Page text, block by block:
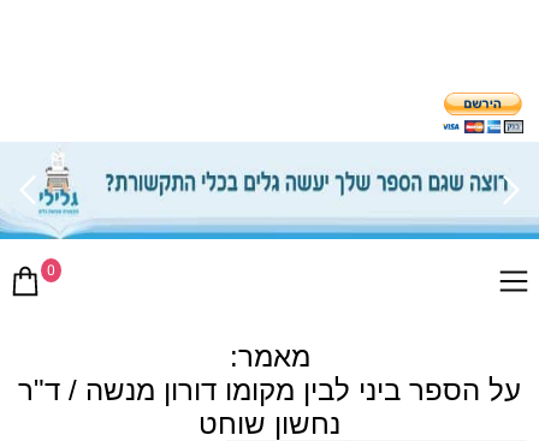
0
מאמר:
על הספר ביני לבין מקומו דורון מנשה / ד"ר
נחשון שוחט